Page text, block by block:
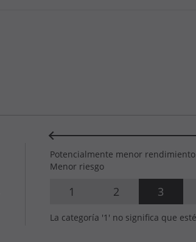
Potencialmente menor
Menor riesgo
1 2 3
La categoría '1' no significa que